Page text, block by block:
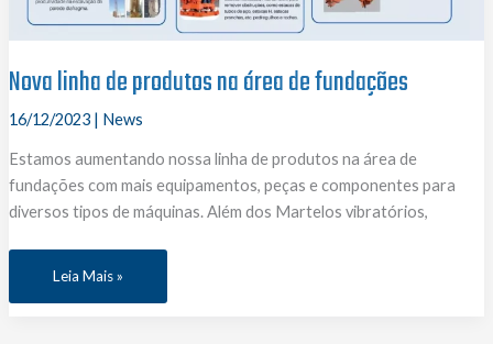
Nova linha de produtos na área de fundações
16/12/2023 | News
Estamos aumentando nossa linha de produtos na área de
fundações com mais equipamentos, peças e componentes para
diversos tipos de máquinas. Além dos Martelos vibratórios,
Nova
de
Leia Mais »